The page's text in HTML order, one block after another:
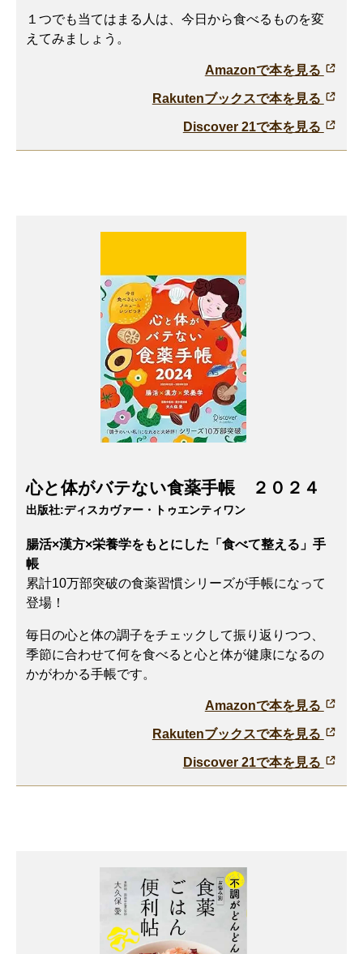
１つでも当てはまる人は、今日から食べるものを変
えてみましょう。
Amazonで本を見る
Rakutenブックスで本を見る
Discover 21で本を見る
心と体がバテない食薬手帳 ２０２４
出版社:ディスカヴァー・トゥエンティワン
腸活×漢方×栄養学をもとにした「食べて整える」手
帳
累計10万部突破の食薬習慣シリーズが手帳になって
登場！
毎日の心と体の調子をチェックして振り返りつつ、
季節に合わせて何を食べると心と体が健康になるの
かがわかる手帳です。
Amazonで本を見る
Rakutenブックスで本を見る
Discover 21で本を見る